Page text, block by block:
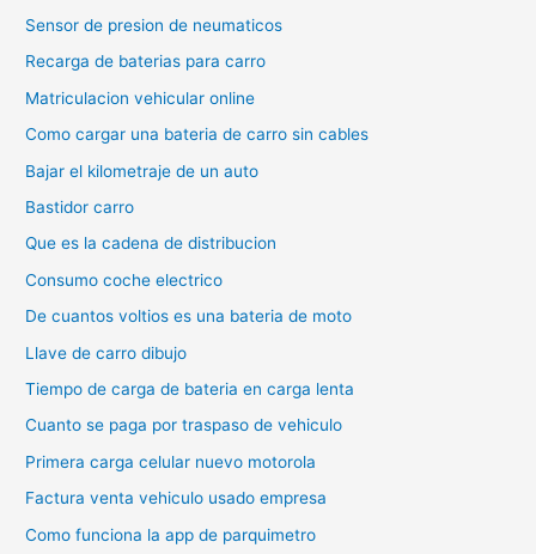
Sensor de presion de neumaticos
Recarga de baterias para carro
Matriculacion vehicular online
Como cargar una bateria de carro sin cables
Bajar el kilometraje de un auto
Bastidor carro
Que es la cadena de distribucion
Consumo coche electrico
De cuantos voltios es una bateria de moto
Llave de carro dibujo
Tiempo de carga de bateria en carga lenta
Cuanto se paga por traspaso de vehiculo
Primera carga celular nuevo motorola
Factura venta vehiculo usado empresa
Como funciona la app de parquimetro